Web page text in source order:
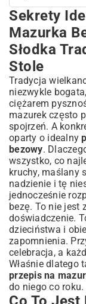
Sekrety
Słodka Tradycja
Co To Jest
Jest Wyjątkowy?
Niezbędne
Mazurek
Baza Mazurka:
Krok po Kroku
Sekrety Idealnej
i Delikatną?
Kremowe
Sprawdzone
Ozdoby, Które
Nowoczesność
Przepis na
Piekarnika
Przygotowanie
Podstawa
Ubijanie i
Perfekcji
Komponowanie
Mazurek
Sprawdzone
Cukierniczych
Sekrety
Mazurka
Słodka
Stole
Tradycja
niezwykle
ciężarem
mazurek często
spojrzeń. A
oparty o idealny
bezowy.
wszystko, co
kruchy, maślany
nadzienie i tę
jednocześnie
bezę. To nie jest
doświadczenie.
dzieciństwa i
zapomnienia.
celebracja, a
Właśnie dlatego
przepis na
do niego co roku.